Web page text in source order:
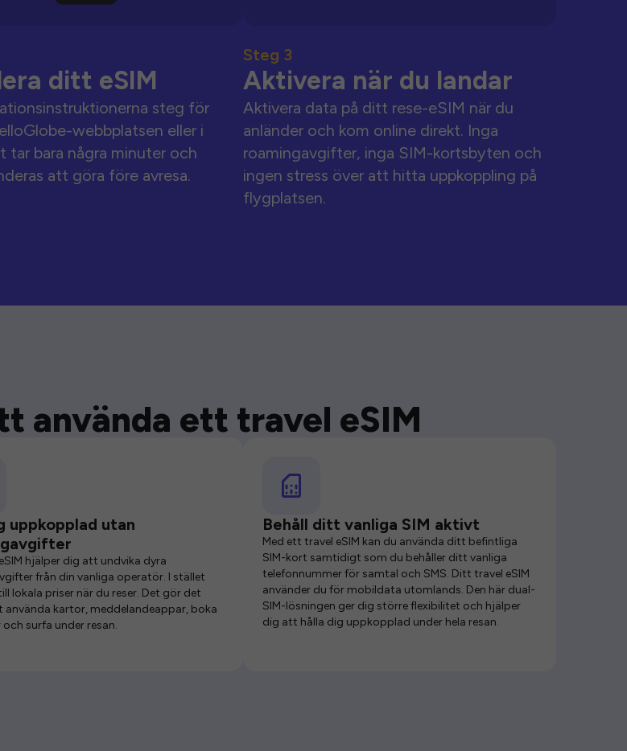
ditt eSIM
steg för
webbplatsen eller i
tar bara några minuter och
att göra före avresa.
Steg 3
Aktivera när du landar
Aktivera data på ditt rese-eSIM när du
anländer och kom online direkt. Inga
roamingavgifter, inga SIM-kortsbyten och
ingen stress över att hitta uppkoppling på
flygplatsen.
använda ett travel eSIM
uppkopplad utan
hjälper dig att undvika dyra
från din vanliga operatör. I stället
lokala priser när du reser. Det gör det
använda kartor, meddelandeappar, boka
surfa under resan.
Behåll ditt vanliga SIM aktivt
Med ett travel eSIM kan du använda ditt befintliga
SIM-kort samtidigt som du behåller ditt vanliga
telefonnummer för samtal och SMS. Ditt travel eSIM
använder du för mobildata utomlands. Den här dual-
SIM-lösningen ger dig större flexibilitet och hjälper
dig att hålla dig uppkopplad under hela resan.